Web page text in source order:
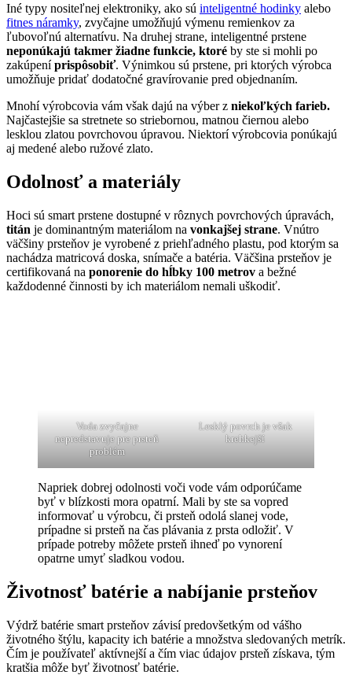
Iné typy nositeľnej elektroniky, ako sú inteligentné hodinky alebo
fitnes náramky, zvyčajne umožňujú výmenu remienkov za
ľubovoľnú alternatívu. Na druhej strane, inteligentné prstene
neponúkajú takmer žiadne funkcie, ktoré by ste si mohli po
zakúpeníprispôsobiť. Výnimkou sú prstene, pri ktorých výrobca
umožňuje pridať dodatočné gravírovanie pred objednaním.
Mnohí výrobcovia vám však dajú na výber z niekoľkých farieb.
Najčastejšie sa stretnete so striebornou, matnou čiernou alebo
lesklou zlatou povrchovou úpravou. Niektorí výrobcovia ponúkajú
aj medené alebo ružové zlato.
Odolnosť a materiály
Hoci sú smart prstene dostupné v rôznych povrchových úpravách,
titán je dominantným materiálom na vonkajšej strane. Vnútro
väčšiny prsteňov je vyrobené z priehľadného plastu, pod ktorým sa
nachádza matricová doska, snímače a batéria. Väčšina prsteňov je
certifikovaná na ponorenie do hĺbky 100 metrov a bežné
každodenné činnosti by ich materiálom nemali uškodiť.
Voda zvyčajne
nepredstavuje pre prsteň
problém
Lesklý povrch je však
krehkejší
Napriek dobrej odolnosti voči vode vám odporúčame
byť v blízkosti mora opatrní. Mali by ste sa vopred
informovať u výrobcu, či prsteň odolá slanej vode,
prípadne si prsteň na čas plávania z prsta odložiť. V
prípade potreby môžete prsteň ihneď po vynorení
opatrne umyť sladkou vodou.
Životnosť batérie a nabíjanie prsteňov
Výdrž batérie smart prsteňov závisí predovšetkým od vášho
životného štýlu, kapacity ich batérie a množstva sledovaných metrík.
Čím je používateľ aktívnejší a čím viac údajov prsteň získava, tým
kratšia môže byť životnosť batérie.